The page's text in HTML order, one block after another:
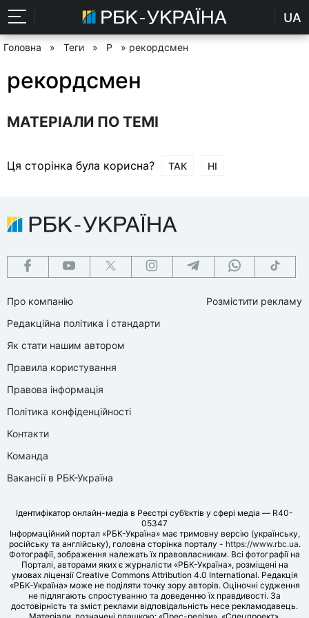
UA
Головна » Теги » Р » рекордсмен
рекордсмен
МАТЕРІАЛИ ПО ТЕМІ
Ця сторінка була корисна? ТАК НІ
Про компанію
Редакційна політика і стандарти
Як стати нашим автором
Правила користування
Правова інформація
Політика конфіденційності
Контакти
Команда
Вакансії в РБК-Україна
Розмістити рекламу
Ідентифікатор онлайн-медіа в Реєстрі суб’єктів у сфері медіа — R40-
05347
Інформаційний портал «РБК-Україна» має тримовну версію (українську,
російську та англійську), головна сторінка порталу - https://www.rbc.ua.
Фотографії, зображення належать їх правовласникам. Всі фотографії на
Порталі, авторами яких є журналісти «РБК-Україна», розміщені на
умовах ліцензії Creative Commons Attribution 4.0 International. Редакція
«РБК-Україна» може не поділяти точку зору авторів. Оціночні судження
не підлягають спростуванню та доведенню їх правдивості. За
достовірність та зміст реклами відповідальність несе рекламодавець.